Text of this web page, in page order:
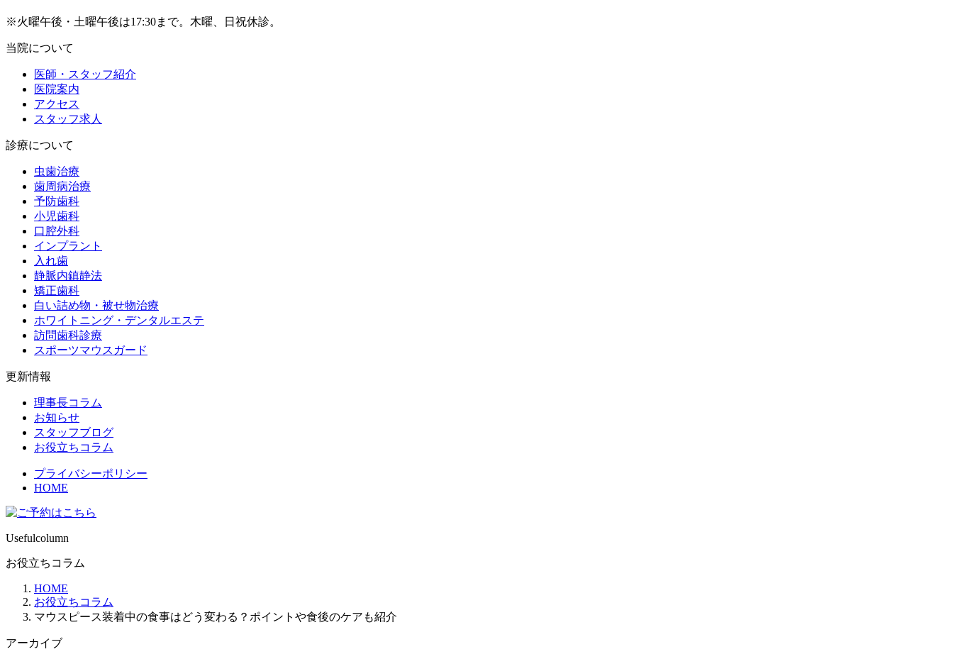
※火曜午後・土曜午後は17:30まで。木曜、日祝休診。
当院について
医師・スタッフ紹介
医院案内
アクセス
スタッフ求人
診療について
虫歯治療
歯周病治療
予防歯科
小児歯科
口腔外科
インプラント
入れ歯
静脈内鎮静法
矯正歯科
白い詰め物・被せ物治療
ホワイトニング・デンタルエステ
訪問歯科診療
スポーツマウスガード
更新情報
理事長コラム
お知らせ
スタッフブログ
お役立ちコラム
プライバシーポリシー
HOME
Usefulcolumn
お役立ちコラム
HOME
お役立ちコラム
マウスピース装着中の食事はどう変わる？ポイントや食後のケアも紹介
アーカイブ